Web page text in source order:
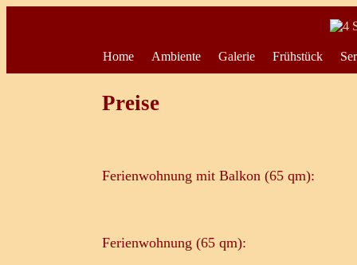
Home Ambiente Galerie Frühstück
Preise
Ferienwohnung mit Balkon (65 qm):
Ferienwohnung (65 qm):